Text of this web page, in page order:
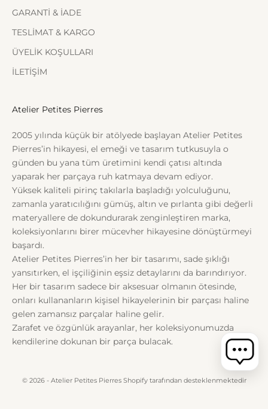
GARANTİ & İADE
TESLİMAT & KARGO
ÜYELİK KOŞULLARI
İLETİŞİM
Atelier Petites Pierres
2005 yılında küçük bir atölyede başlayan Atelier Petites
Pierres’in hikayesi, el emeği ve tasarım tutkusuyla o
günden bu yana tüm üretimini kendi çatısı altında
yaparak her parçaya ruh katmaya devam ediyor.
Yüksek kaliteli pirinç takılarla başladığı yolculuğunu,
zamanla yaratıcılığını gümüş, altın ve pırlanta gibi değerli
materyallere de dokundurarak zenginleştiren marka,
koleksiyonlarını birer mücevher hikayesine dönüştürmeyi
başardı.
Atelier Petites Pierres’in her bir tasarımı, sade şıklığı
yansıtırken, el işçiliğinin eşsiz detaylarını da barındırıyor.
Her bir tasarım sadece bir aksesuar olmanın ötesinde,
onları kullananların kişisel hikayelerinin bir parçası haline
gelen zamansız parçalar haline gelir.
Zarafet ve özgünlük arayanlar, her koleksiyonumuzda
kendilerine dokunan bir parça bulacak.
© 2026 - Atelier Petites Pierres Shopify tarafından desteklenmektedir